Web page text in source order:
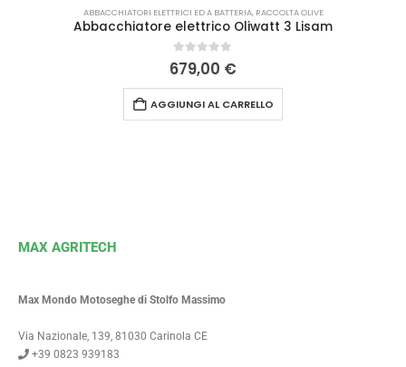
ABBACCHIATORI ELETTRICI ED A BATTERIA, RACCOLTA OLIVE
Abbacchiatore elettrico Oliwatt 3 Lisam
0Su 5
679,00 €
AGGIUNGI AL CARRELLO
MAX AGRITECH
Max Mondo Motoseghe di Stolfo Massimo
Via Nazionale, 139, 81030 Carinola CE
+39 0823 939183